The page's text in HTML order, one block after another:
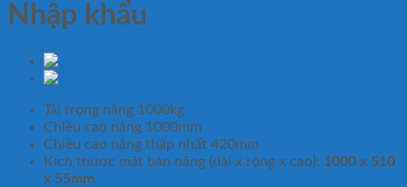
Nhập khẩu
Tải trọng nâng 1000kg
Chiều cao nâng 1000mm
Chiều cao nâng thấp nhất 420mm
Kích thước mặt bàn nâng (dài x rộng x cao): 1000 x 510
x 55mm